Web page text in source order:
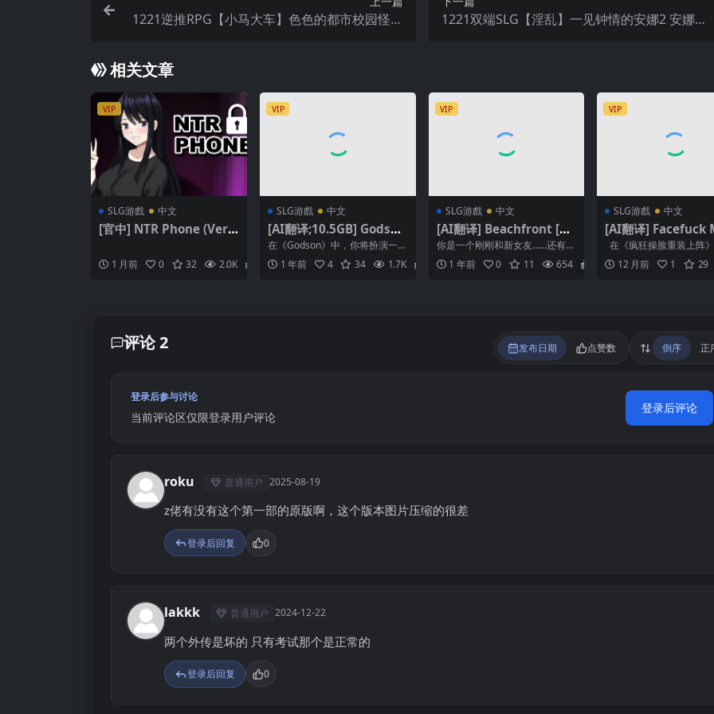
1221逆推RPG【小马大车】色色的都市校园怪谈
1221双端SLG【淫乱】一见钟情的安娜2 安娜激
相关文章
VIP
SLG游戲 中文
[官中] NTR Phone (Ver0.
1 月前 0 32 2.0K
VIP
SLG游戲 中文
[AI翻译;10.5GB] Godson
Remake [v0.2.1]
在《Godson》中，你将扮演一个
独一无二的人，他被赋予了非凡
的能力，使你有别于...
1 年前 4 34 1.7K
VIP
SLG游戲 中文
[AI翻译] Beachfront [v
0.2]
你是一个刚刚和新女友……还有她
的女儿一起租了一个超级浪漫...
1 年前 0 11 654
VIP
SLG游戲 中文
[AI翻译] Facefuck
ess Reloaded
在《疯狂操脸重装上阵
将扮演一名患有操脸癖的
演员。利用你的专业技...
12 月前 1 29
评论 2 发布日期 点赞数 倒序 正
登录后参与讨论
当前评论区仅限登录用户评论
登录后评论
R roku 普通用户 2025-08-19
z佬有没有这个第一部的原版啊，这个版本图片压缩的很差
登录后回复 0
L lakkk 普通用户 2024-12-22
两个外传是坏的 只有考试那个是正常的
登录后回复 0